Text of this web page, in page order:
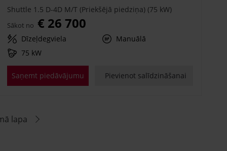
Shuttle 1.5 D-4D M/T (Priekšējā piedziņa) (75 kW)
Sākot no € 26 700
Dīzeļdegviela
Manuālā
75 kW
Saņemt piedāvājumu Pievienot salīdzināšanai
lapa